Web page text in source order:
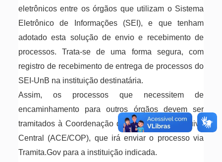
eletrônicos entre os órgãos que utilizam o Sistema
Eletrônico de Informações (SEI), e que tenham
adotado esta solução de envio e recebimento de
processos. Trata-se de uma forma segura, com
registro de recebimento de entrega de processos do
SEI-UnB na instituição destinatária.
Assim, os processos que necessitem de
encaminhamento para outros órgãos devem ser
tramitados à Coordenação de Protocolo do Arquivo
Central (ACE/COP), que irá enviar o processo via
Tramita.Gov para a instituição indicada.